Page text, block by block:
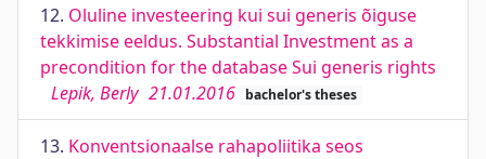
12. Oluline investeering kui sui generis õiguse
tekkimise eeldus. Substantial Investment as a
precondition for the database Sui generis rights
Lepik, Berly 21.01.2016 bachelor's theses
13. Konventsionaalse rahapoliitika seos